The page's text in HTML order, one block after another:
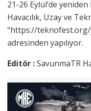
21-26 Eylül’de
Havacılık, Uzay ve
“https://
adresinden yapılıyor.
Editör :SavunmaTR